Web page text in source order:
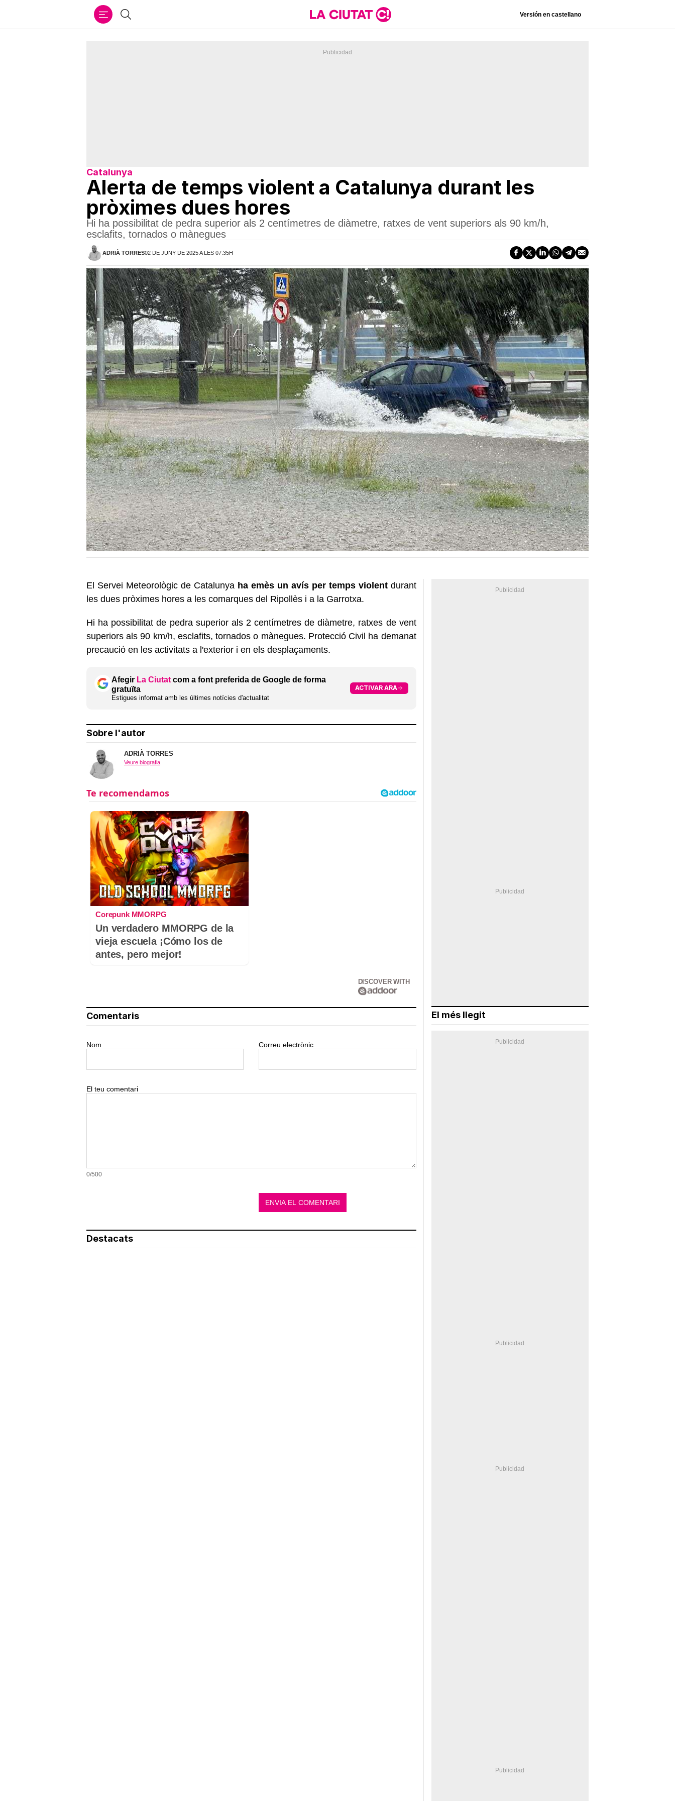
Cercar Versión en castellano
Catalunya
Alerta de temps violent a Catalunya durant les
pròximes dues hores
Hi ha possibilitat de pedra superior als 2 centímetres de diàmetre, ratxes de vent superiors als 90 km/h,
esclafits, tornados o mànegues
ADRIÀ TORRES02 DE JUNY DE 2025 A LES 07:35H
El Servei Meteorològic de Catalunyaha emès un avís per temps violentdurant
les dues pròximes hores a les comarques del Ripollès i a la Garrotxa.
Hi ha possibilitat de pedra superior als 2 centímetres de diàmetre, ratxes de vent
superiors als 90 km/h, esclafits, tornados o mànegues. Protecció Civil ha demanat
precaució en les activitats a l'exterior i en els desplaçaments.
Afegir La Ciutat com a font preferida de Google de forma
gratuïta
Estigues informat amb les últimes notícies d'actualitat
ACTIVAR ARA
Sobre l'autor
ADRIÀ TORRES
Veure biografia
Corepunk MMORPG
Un verdadero MMORPG de la
vieja escuela ¡Cómo los de
antes, pero mejor!
DISCOVER WITH
Comentaris
Nom Correu electrònic
El teu comentari
0/500
Destacats
El més llegit